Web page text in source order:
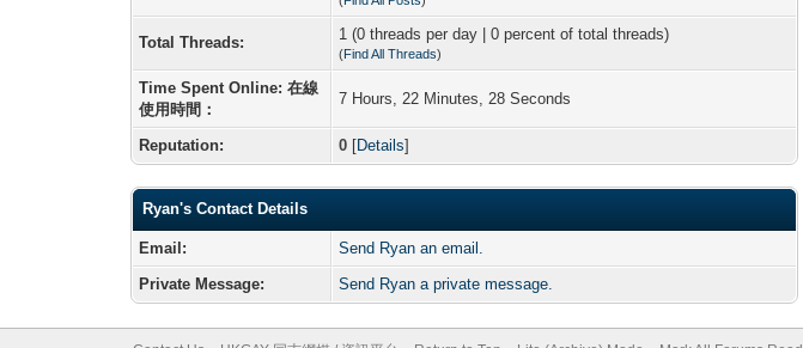
Total Threads: 1 (0 threads per day | 0 percent of total threads)
(Find All Threads)
Time Spent Online: 在線
使用時間：
7 Hours, 22 Minutes, 28 Seconds
Reputation: 0 [Details]
Ryan's Contact Details
Email:
Send Ryan an email.
Private Message:
Send Ryan a private message.